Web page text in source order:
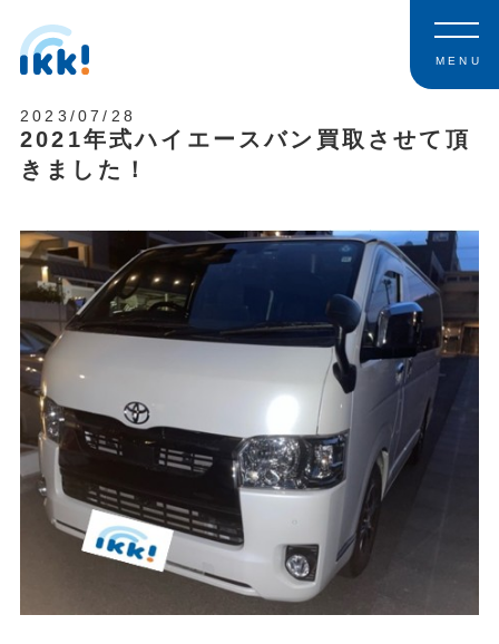
MENU
2023/07/28
2021年式ハイエースバン買取させて頂
きました！